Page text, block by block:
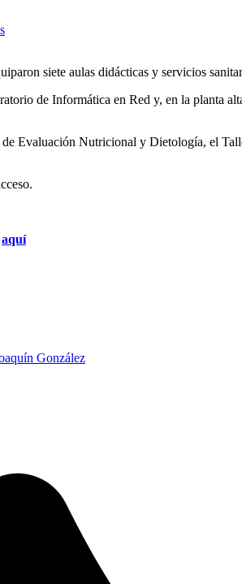
siete aulas didácticas y servicios
de Informática en Red y, en la planta
Evaluación Nutricional y Dietología, el
aquí
González